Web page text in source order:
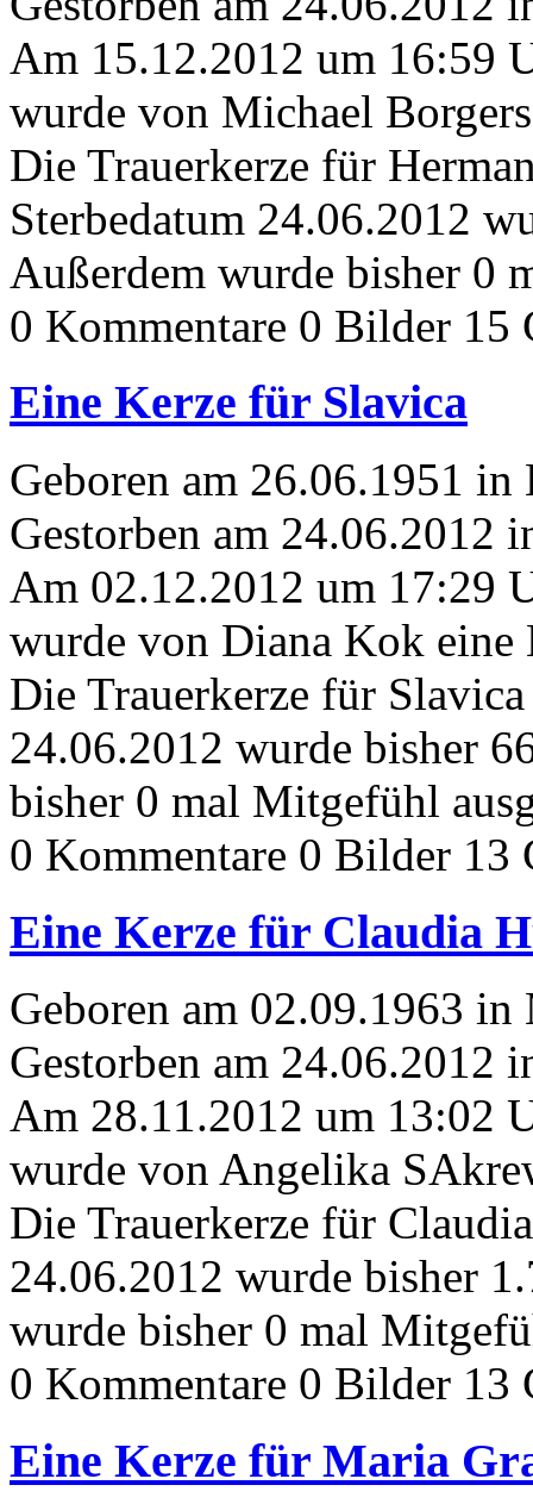
Am 15.12.2012 um 16:59
wurde von Michael
Die Trauerkerze für
Sterbedatum 24.06.2012
Außerdem wurde bisher 0
0 Kommentare 0 Bilder 15
Eine Kerze für Slavica
Geboren am 26.06.1951 in
Gestorben am 24.06.2012
Am 02.12.2012 um 17:29
wurde von Diana Kok eine
Die Trauerkerze für
24.06.2012 wurde bisher
bisher 0 mal Mitgefühl
0 Kommentare 0 Bilder 13
Eine Kerze für Claudia
Geboren am 02.09.1963 in
Gestorben am 24.06.2012
Am 28.11.2012 um 13:02
wurde von Angelika
Die Trauerkerze für
24.06.2012 wurde bisher
wurde bisher 0 mal
0 Kommentare 0 Bilder 13
Eine Kerze für Maria